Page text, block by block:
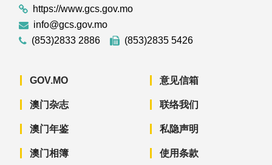
https://www.gcs.gov.mo
info@gcs.gov.mo
(853)2833 2886
(853)2835 5426
GOV.MO
澳门杂志
澳门年鉴
澳门相簿
意见信箱
联络我们
私隐声明
使用条款